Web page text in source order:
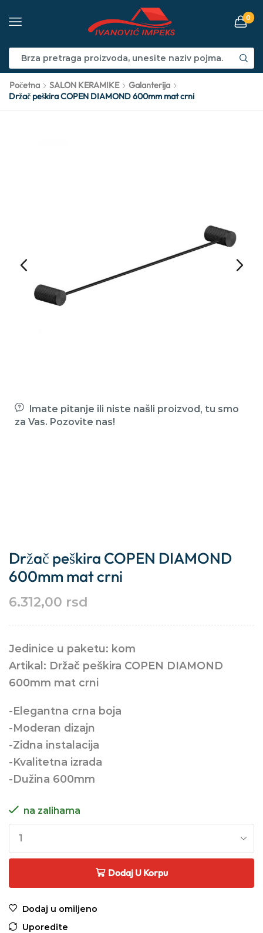
0
Početna SALON KERAMIKE
Galanterija
Držač peškira COPEN DIAMOND 600mm mat crni
Imate pitanje ili niste našli proizvod, tu smo
za Vas. Pozovite nas!
Držač peškira COPEN DIAMOND
600mm mat crni
6.312,00 rsd
Jedinice u paketu: kom
Artikal: Držač peškira COPEN DIAMOND
600mm mat crni
-Elegantna crna boja
-Moderan dizajn
-Zidna instalacija
-Kvalitetna izrada
-Dužina 600mm
na zalihama
Dodaj U Korpu
Dodaj u omiljeno
Uporedite